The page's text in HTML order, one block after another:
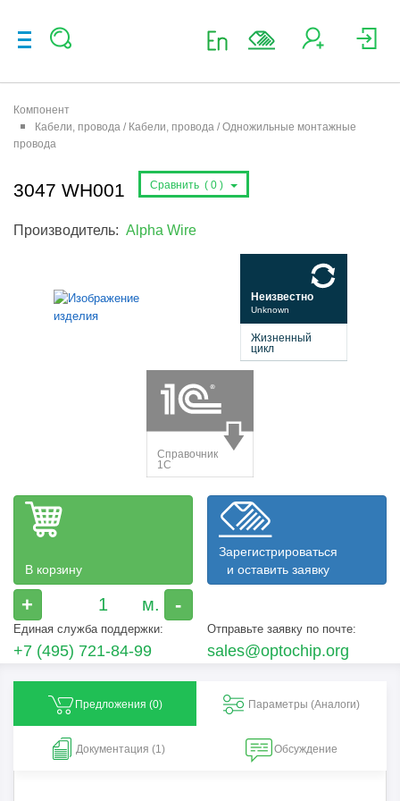
Компонент
Кабели, провода / Кабели, провода / Одножильные монтажные
провода
3047 WH001 Сравнить ( 0 )
Производитель: Alpha Wire
В корзину
+ -
Зарегистрироваться
и оставить заявку
Единая служба поддержки:
+7 (495) 721-84-99
Отправьте заявку по почте:
sales@optochip.org
Предложения (0) Параметры (Aналоги)
Документация (1) Обсуждение